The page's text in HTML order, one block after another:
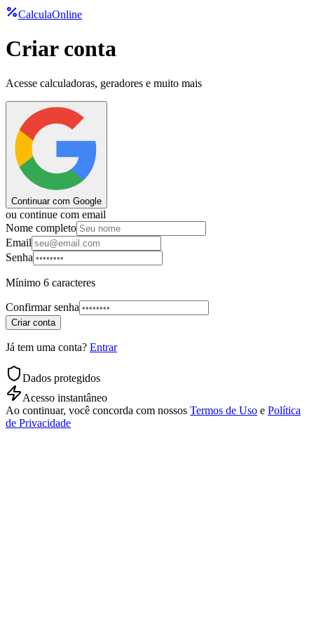
CalculaOnline
Criar conta
Acesse calculadoras, geradores e muito mais
Continuar com Google
ou continue com email
Nome completo
Email
Senha
Mínimo 6 caracteres
Confirmar senha
Criar conta
Já tem uma conta? Entrar
Dados protegidos
Acesso instantâneo
Ao continuar, você concorda com nossos Termos de Uso e Política
de Privacidade